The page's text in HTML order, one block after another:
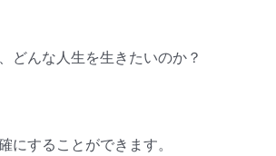
どんな人生を生きたいのか？
にすることができます。